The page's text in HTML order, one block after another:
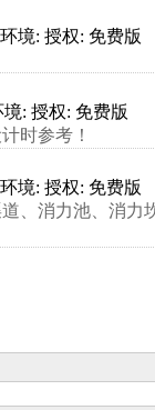
境: 授权: 免费版
境: 授权: 免费版
时参考！
境: 授权: 免费版
、消力池、消